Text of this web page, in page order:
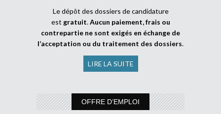
Le dépôt des dossiers de candidature
est gratuit.Aucun paiement, frais ou
contrepartie ne sont exigés en échange de
l’acceptation ou du traitement des dossiers.
LIRE LA SUITE
OFFRE D’EMPLOI